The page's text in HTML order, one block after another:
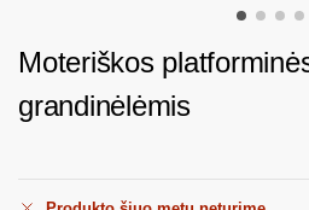
Moteriškos
grandinėlėmis